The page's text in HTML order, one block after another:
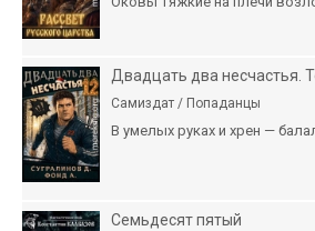
Двадцать два несчастья.
Самиздат / Попаданцы
В умелых руках и хрен —
Семьдесят пятый